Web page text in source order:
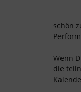
schön
Wenn
die